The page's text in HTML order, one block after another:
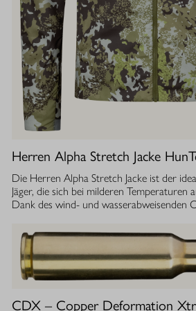
Herren Alpha Stretch Jacke
Die Herren Alpha Stretch Jacke ist der
Jäger, die sich bei milderen Temperaturen
Dank des wind- und wasserabweisenden
leicht und dehnbar ist. Die geräuscharme
dafür, dass Sie sich unbemerkt
luftdurchlässige Isolierung ermöglicht
Feuchtigkeitstransport, sodass Sie auch
Aktivitäten stets ein angenehmes Tragegefühl
CDX – Copper Deformation